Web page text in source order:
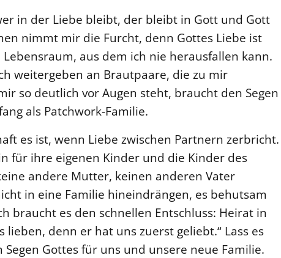
in der Liebe bleibt, der bleibt in Gott und Gott
nimmt mir die Furcht, denn Gottes Liebe ist
aus dem ich nie herausfallen kann.
weitergeben an Brautpaare, die zu mir
so deutlich vor Augen steht, braucht den Segen
als Patchwork-Familie.
es ist, wenn Liebe zwischen Partnern zerbricht.
für ihre eigenen Kinder und die Kinder des
andere Mutter, keinen anderen Vater
in eine Familie hineindrängen, es behutsam
braucht es den schnellen Entschluss: Heirat in
lieben, denn er hat uns zuerst geliebt.“ Lass es
Gottes für uns und unsere neue Familie.